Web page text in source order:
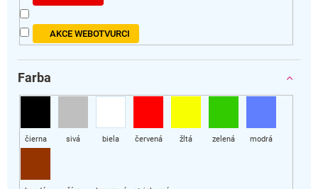
AKCE WEBOTVURCI
Farba